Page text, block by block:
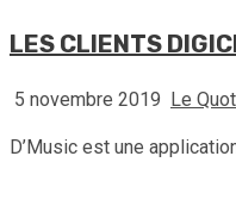
LES CLIENTS
5 novembre 2019 Le
D’Music est une